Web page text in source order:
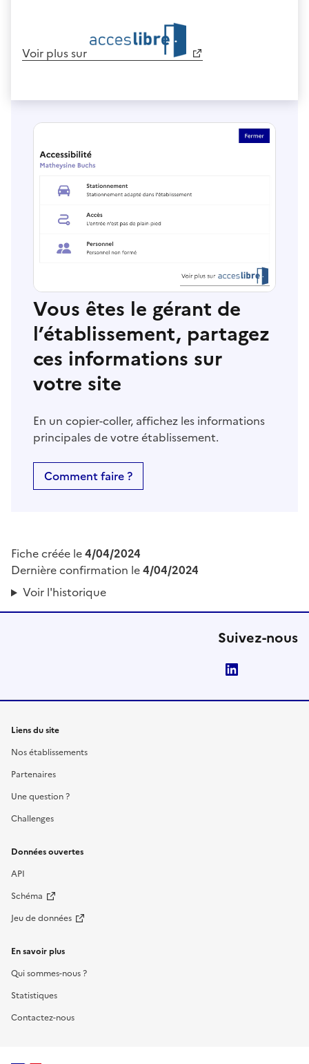
Voir plus sur
Vous êtes le gérant de
l’établissement, partagez
ces informations sur
votre site
En un copier-coller, affichez les informations
principales de votre établissement.
Comment faire ?
Fiche créée le4/04/2024
Dernière confirmation le4/04/2024
Voir l'historique
Suivez-nous
Liens du site
Nos établissements
Partenaires
Une question ?
Challenges
Données ouvertes
API
Schéma
Jeu de données
En savoir plus
Qui sommes-nous ?
Statistiques
Contactez-nous